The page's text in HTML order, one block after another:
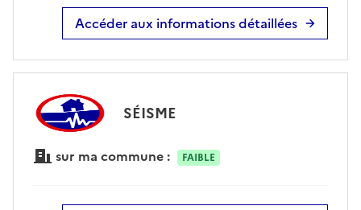
Accéder aux informations détaillées
SÉISME
sur ma commune : FAIBLE